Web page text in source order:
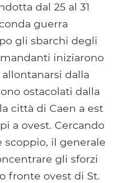
Pocket
dal 25 al 31
guerra
gli sbarchi degli
iniziarono
dalla
ostacolati dalla
città di Caen a est
a ovest. Cercando
il generale
gli sforzi
fronte ovest di St.